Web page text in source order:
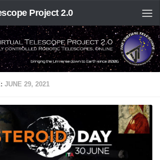
Project 2.0
JUNE 29, 2021